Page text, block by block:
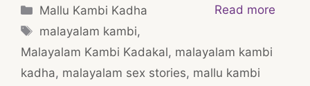
Read more
Categories
Mallu Kambi Kadha
Tags
malayalam kambi,
Malayalam Kambi Kadakal, malayalam kambi
kadha, malayalam sex stories, mallu kambi